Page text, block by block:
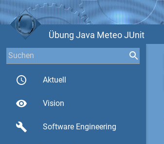
Übung Java Meteo JUnit
access_time Aktuell
visibility Vision
build Software Engineering